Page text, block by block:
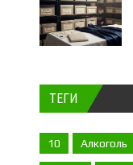
ТЕГИ
10 Алкоголь